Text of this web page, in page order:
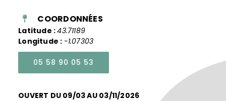
COORDONNÉES
Latitude :43.71189
Longitude : -1.07303
05 58 90 05 53
OUVERT DU 09/03 AU 03/11/2026